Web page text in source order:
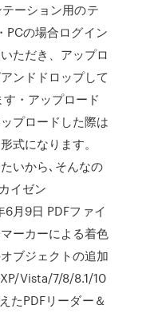
ーション用のテ
PCの場合ログイン
ただき、アップロ
ンドドロップして
・アップロード
プロードした際は
式になります。
いから､そんなの
イゼン
月9日 PDFファイ
ーカーによる着色
ブジェクトの追加
Vista/7/8/8.1/10
たPDFリーダー＆